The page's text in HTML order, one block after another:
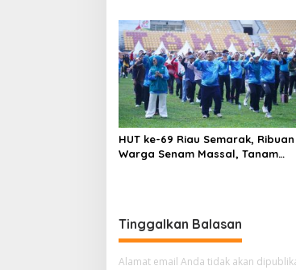
Tambang PT BPP
HUT ke-69 Riau Semarak, Ribuan
Warga Senam Massal, Tanam
Tinggalkan Balasan
Alamat email Anda tidak akan